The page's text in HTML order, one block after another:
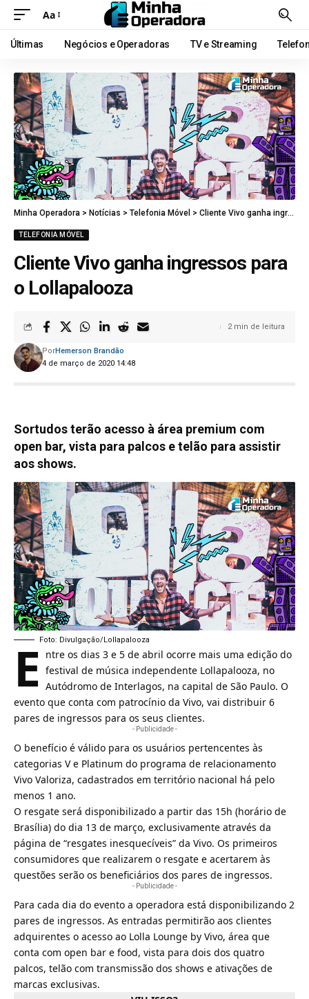
Aa
Últimas Negócios e Operadoras TV e Streaming
Minha Operadora > Notícias > Telefonia Móvel > Cliente Vivo ganha ingressos para o Lollapalooza
TELEFONIA MÓVEL
Cliente Vivo ganha ingressos para
o Lollapalooza
4 de março de 2020 14:48
PorHemerson Brandão
2 min de leitura
Sortudos terão acesso à área premium com
open bar, vista para palcos e telão para assistir
aos shows.
Foto: Divulgação/Lollapalooza
E
ntre os dias 3 e 5 de abril ocorre mais uma edição do
festival de música independente Lollapalooza, no
Autódromo de Interlagos, na capital de São Paulo. O
evento que conta com patrocínio da Vivo, vai distribuir 6
pares de ingressos para os seus clientes.
- Publicidade -
O benefício é válido para os usuários pertencentes às
categorias V e Platinum do programa de relacionamento
Vivo Valoriza, cadastrados em território nacional há pelo
menos 1 ano.
O resgate será disponibilizado a partir das 15h (horário de
Brasília) do dia 13 de março, exclusivamente através da
página de “resgates inesquecíveis” da Vivo. Os primeiros
consumidores que realizarem o resgate e acertarem às
questões serão os beneficiários dos pares de ingressos.
- Publicidade -
Para cada dia do evento a operadora está disponibilizando 2
pares de ingressos. As entradas permitirão aos clientes
adquirentes o acesso ao Lolla Lounge by Vivo, área que
conta com open bar e food, vista para dois dos quatro
palcos, telão com transmissão dos shows e ativações de
marcas exclusivas.